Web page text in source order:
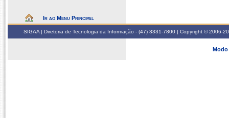
Ir ao Menu Principal
SIGAA | Diretoria de Tecnologia da Informação - (47) 3331-7800 | Copyright © 2006-
Modo